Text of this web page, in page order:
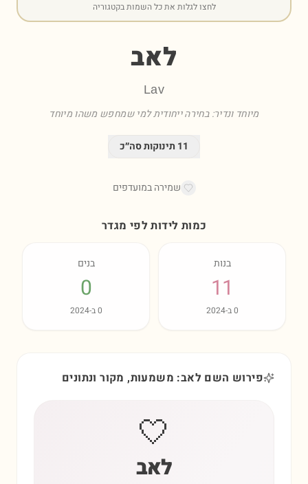
לחצו לגלות את כל השמות בקטגוריה
לאב
Lav
מיוחד ונדיר: בחירה ייחודית למי שמחפש משהו מיוחד
11 תינוקות סה״כ
שמירה במועדפים
כמות לידות לפי מגדר
בנות
11
0ב-2024
בנים
0
0ב-2024
פירוש השם לאב: משמעות, מקור ונתונים
🤍
לאב